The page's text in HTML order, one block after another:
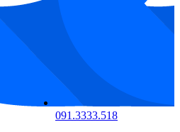
091.3333.518